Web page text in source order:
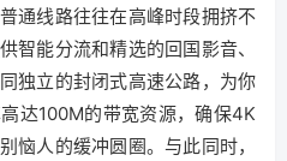
通线路往往在高峰时段拥挤不
智能分流和精选的回国影音、
独立的封闭式高速公路，为你
达100M的带宽资源，确保4K
恼人的缓冲圆圈。与此同时，